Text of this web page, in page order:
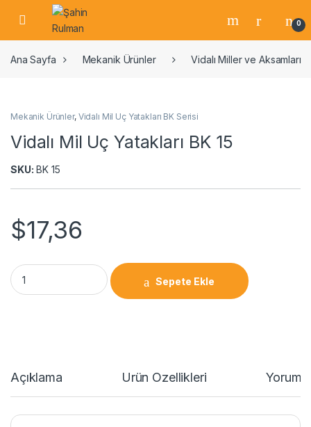
0
Ana Sayfa Mekanik Ürünler Vidalı Miller ve Aksamları
Mekanik Ürünler, Vidalı Mil Uç Yatakları BK Serisi
Vidalı Mil Uç Yatakları BK 15
SKU: BK 15
$17,36
Sepete Ekle
Açıklama Ürün Özellikleri